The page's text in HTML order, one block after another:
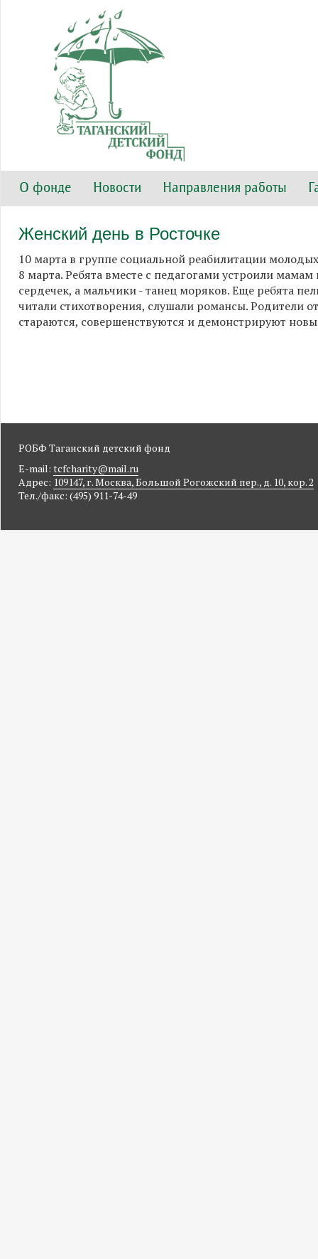
О фонде Новости Направления работы
Женский день в Росточке
10 марта в группе социальной реабилитации
8 марта. Ребята вместе с педагогами устроили
сердечек, а мальчики - танец моряков. Еще ребята
читали стихотворения, слушали романсы. Родители
стараются, совершенствуются и демонстрируют
РОБФ Таганский детский фонд
E-mail: tcfcharity@mail.ru
Адрес: 109147, г. Москва, Большой Рогожский пер., д. 10, кор. 2
Тел./факс: (495) 911-74-49